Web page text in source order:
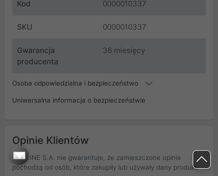
Kod 0000010337
SKU 0000010337
Gwarancja
producenta
36 miesięcy
Osoba odpowiedzialna i bezpieczeństwo
Uniwersalna informacja o bezpieczeństwie
Opinie Klientów
PROLINE S.A. nie gwarantuje, że zamieszczone opinie
pochodzą od osób, które zakupiły lub używały dany produkt.